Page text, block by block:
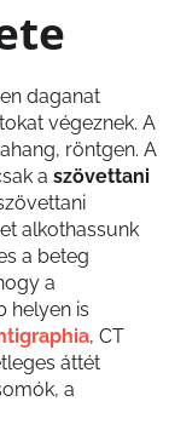
daganat
végeznek. A
röntgen. A
a szövettani
alkothassunk
a beteg
a
helyen is
, CT
áttét
a